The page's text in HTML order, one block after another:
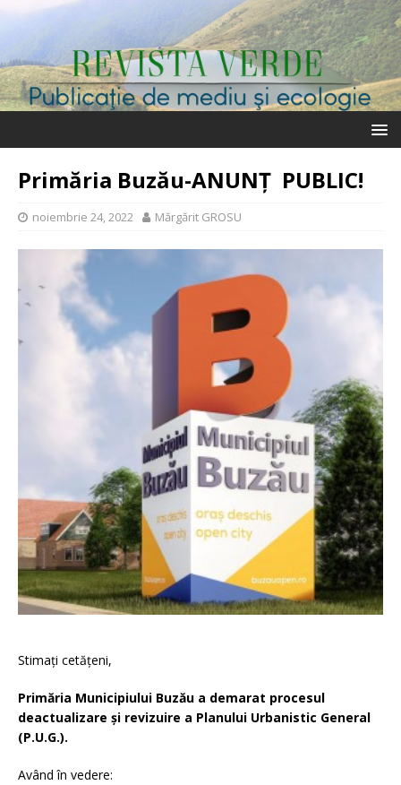
Primăria Buzău-ANUNŢ PUBLIC!
noiembrie 24, 2022 Mărgărit GROSU
Stimaţi cetăţeni,
Primăria Municipiului Buzău a demarat procesul
deactualizare și revizuire a Planului Urbanistic General
(P.U.G.).
Având în vedere: